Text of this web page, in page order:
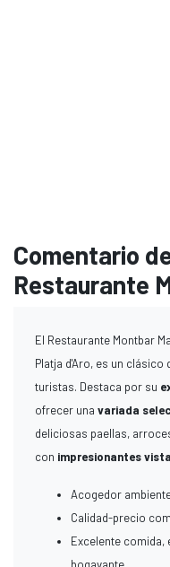
Comentario
Restaurante
El Restaurante Montbar
Platja d'Aro, es un
turistas. Destaca por su
ofrecer una variada
deliciosas paellas,
con impresionantes
Acogedor
Calidad-precio
Excelente comida,
bogavante.